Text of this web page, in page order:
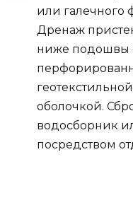
или галечного
Дренаж
ниже подошвы
оболочкой.
водосборник
посредством